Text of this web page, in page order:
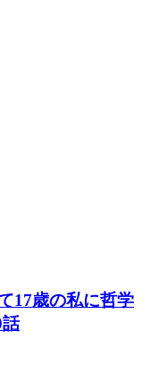
17歳の私に哲学